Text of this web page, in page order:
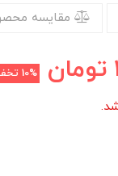
مقایسه
تومان 10%